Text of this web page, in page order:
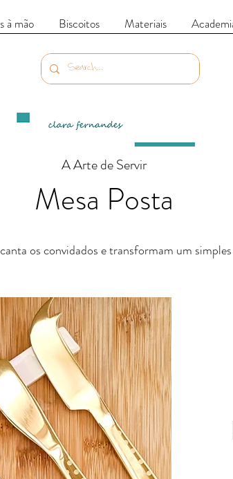
à mão Biscoitos Materiais
A Arte de Servir
Mesa Posta
os convidados e transformam um